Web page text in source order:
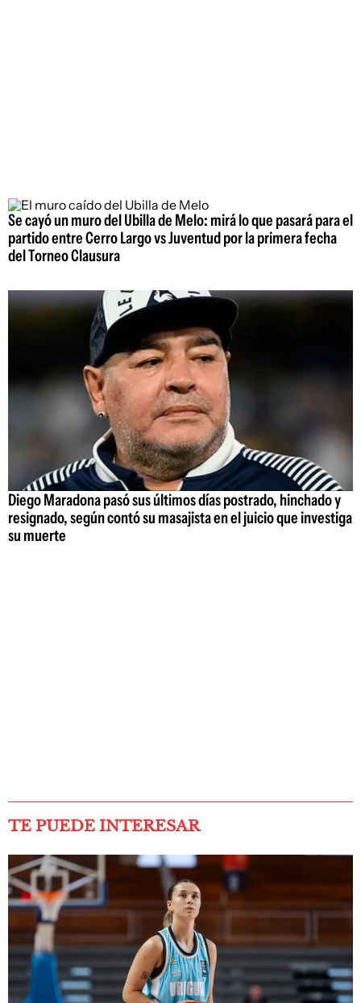
Se cayó un muro del Ubilla de Melo: mirá lo que pasará para el
partido entre Cerro Largo vs Juventud por la primera fecha
del Torneo Clausura
Diego Maradona pasó sus últimos días postrado, hinchado y
resignado, según contó su masajista en el juicio que investiga
su muerte
TE PUEDE INTERESAR